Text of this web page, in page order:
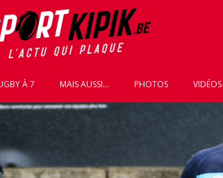
À 7 MAIS AUSSI... PHOTOS VIDÉOS